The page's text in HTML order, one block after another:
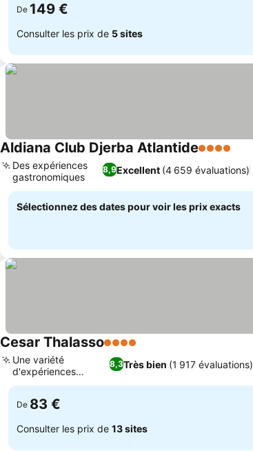
De 149 €
Consulter les prix de 5 sites
Aldiana Club Djerba Atlantide4 Étoiles
8,9Excellent (4 659 évaluations)
Des expériences
gastronomiques
Sélectionnez des dates pour voir les prix exacts
Cesar Thalasso4 Étoiles
8,3Très bien (1 917 évaluations)
Une variété
d'expériences
culinaires
De 83 €
Consulter les prix de 13 sites